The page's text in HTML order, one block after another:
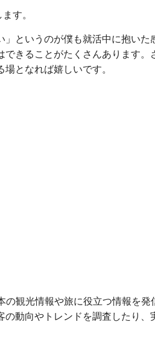
す。
というのが僕も就活中に抱いた
きることがたくさんあります。
となれば嬉しいです。
観光情報や旅に役立つ情報を
動向やトレンドを調査したり、